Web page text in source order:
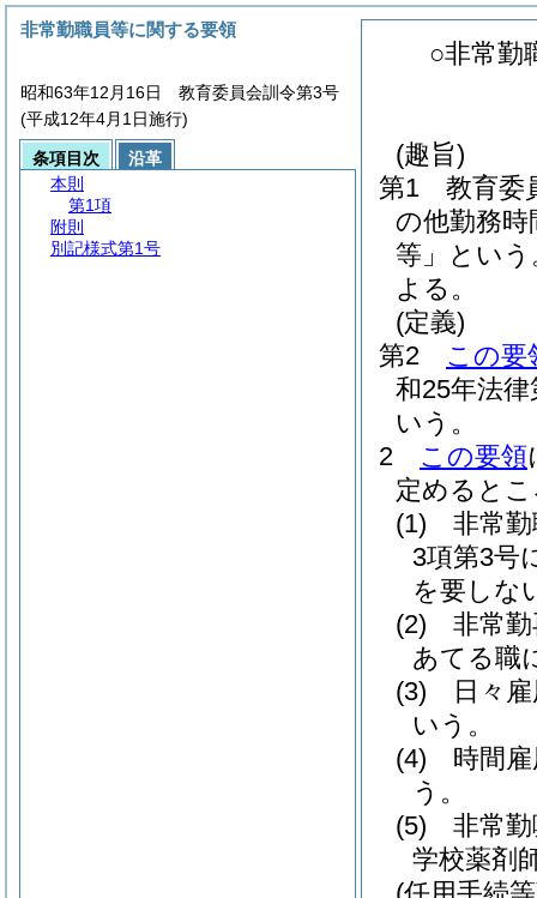
○非常勤
(趣旨)
第1 教育委
の他勤務時
等」という
よる。
(定義)
第2 この要
和25年法律
いう。
2 この要領
定めると
(1) 非常勤
3項第3号
を要しな
(2) 非常勤
あてる職
(3) 日々雇
いう。
(4) 時間雇
う。
(5) 非常勤
学校薬剤
非常勤職員等に関する要領
昭和63年12月16日 教育委員会訓令第3号
(平成12年4月1日施行)
条項目次
沿革
本則
第1項
附則
別記様式第1号